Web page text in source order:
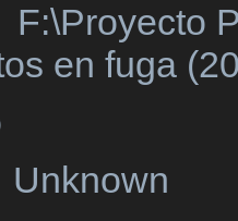
F:\Proyecto
en fuga
Unknown